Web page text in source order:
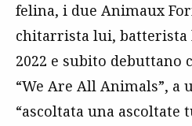
felina, i due Animaux
chitarrista lui, batterista
2022 e subito debuttano
“We Are All Animals”, a
“ascoltata una